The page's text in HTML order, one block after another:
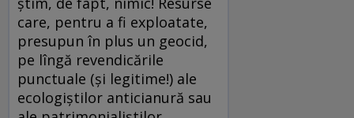
care, pentru a fi exploatate,
presupun în plus un geocid,
pe lîngă revendicările
punctuale (şi legitime!) ale
ecologiştilor anticianură sau